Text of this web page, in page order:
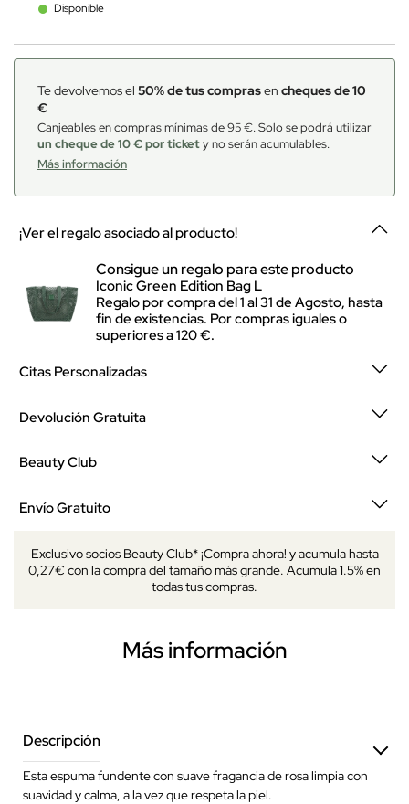
Disponible
Te devolvemos el 50% de tus comprasen cheques de 10
€
Canjeables en compras mínimas de 95 €. Solo se podrá utilizar
un cheque de 10 € por tickety no serán acumulables.
Más información
¡Ver el regalo asociado al producto!
Consigue un regalo para este producto
Iconic Green Edition Bag L
Regalo por compra del 1 al 31 de Agosto, hasta
fin de existencias. Por compras iguales o
superiores a 120 €.
Citas Personalizadas
Devolución Gratuita
Beauty Club
Envío Gratuito
Exclusivo socios Beauty Club* ¡Compra ahora! y acumula hasta
0,27€ con la compra del tamaño más grande. Acumula 1.5% en
todas tus compras.
Más información
Descripción
Esta espuma fundente con suave fragancia de rosa limpia con
suavidad y calma, a la vez que respeta la piel.